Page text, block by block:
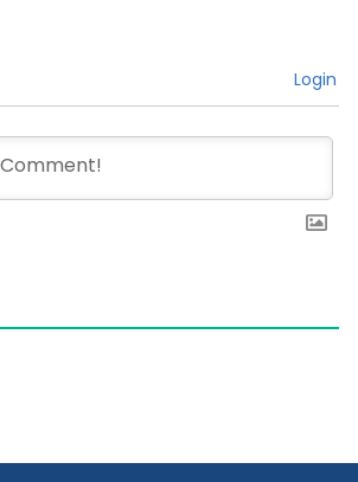
Login